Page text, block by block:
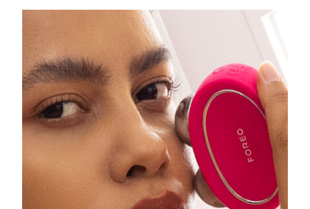
Filippine Consegna stimata8/14/26
Polonia 8/12/26
Portogallo Consegna stimata8/11/26
Portorico Consegna stimata8/13/26
Qatar Consegna stimata 8/12/26
Riunione Consegna stimata 8/16/26
Consegna stimata8/11/26